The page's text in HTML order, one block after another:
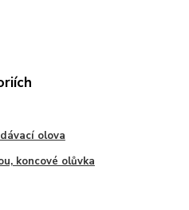
olova
koncové olůvka